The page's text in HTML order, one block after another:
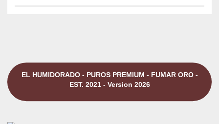
EL HUMIDORADO - PUROS PREMIUM - FUMAR ORO -
EST. 2021 - Version 2026